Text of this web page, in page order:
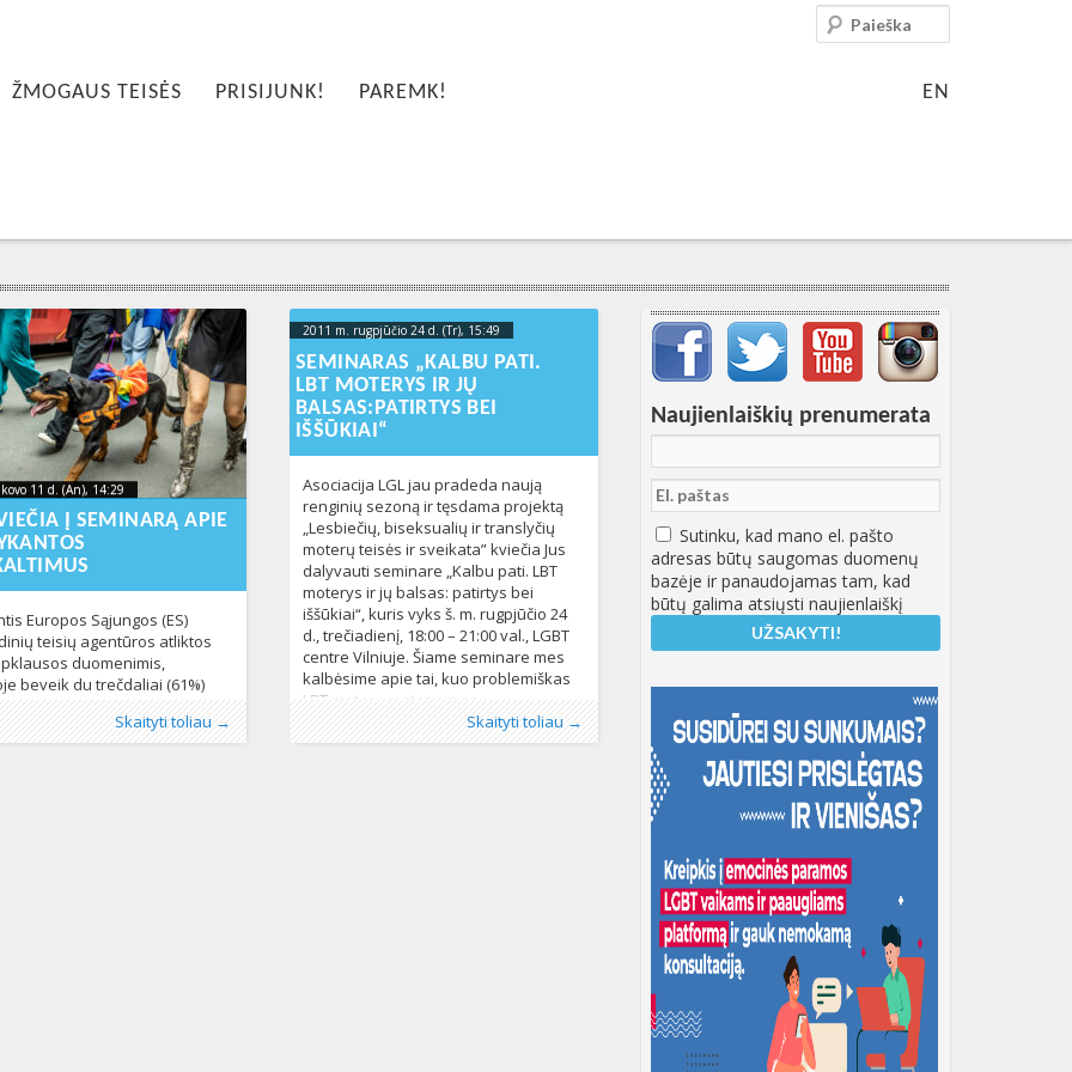
ŽMOGAUS TEISĖS PRISIJUNK! PAREMK! EN
Paieška
Svarbių įrašų meniu
Naujienlaiškių prenumerata
Sutinku, kad mano el. pašto
adresas būtų saugomas duomenų
bazėje ir panaudojamas tam, kad
būtų galima atsiųsti naujienlaiškį
11 d. (An), 14:29
10T14:02:10+00:00
11 d. (An), 14:29
2023-10-
10T14:02:10+00:00
Į SEMINARĄ APIE
Europos Sąjungos (ES)
teisių agentūros atliktos
duomenimis,
beveik du trečdaliai (61%)
teigia patiriantys
ar priekabiavimą dėl
orientacijos ar
Skaityti toliau →
:Aliona, LGL
LGL,Lietuvoje,Naujienos325
,neapykantos kalba,
nusikaltimas,seminaras514
2011 m. rugpjūčio 24 d. (Tr), 15:49
04T22:25:17+00:00
SEMINARAS „KALBU PATI.
LBT MOTERYS IR JŲ
BALSAS:PATIRTYS BEI
IŠŠŪKIAI“
Asociacija LGL jau pradeda naują
renginių sezoną ir tęsdama projektą
„Lesbiečių, biseksualių ir translyčių
moterų teisės ir sveikata” kviečia Jus
dalyvauti seminare „Kalbu pati. LBT
moterys ir jų balsas: patirtys bei
iššūkiai“, kuris vyks š. m. rugpjūčio 24
d., trečiadienį, 18:00 – 21:00 val., LGBT
centre Vilniuje. Šiame seminare mes
kalbėsime apie tai, kuo problemiškas
LBT moterų matomumas
Skaityti toliau →
Publikavo:Tomas VytautasRaskevičius, LGL
Kategorijos:LGL152
Žymos:diskusija,Ingrida Stankevičiūtė,LBT,
Lina Žigelytė,moterys,renginys,